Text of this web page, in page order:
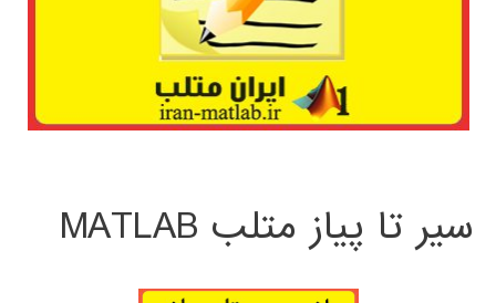
سیر تا پیاز متلب MATLAB